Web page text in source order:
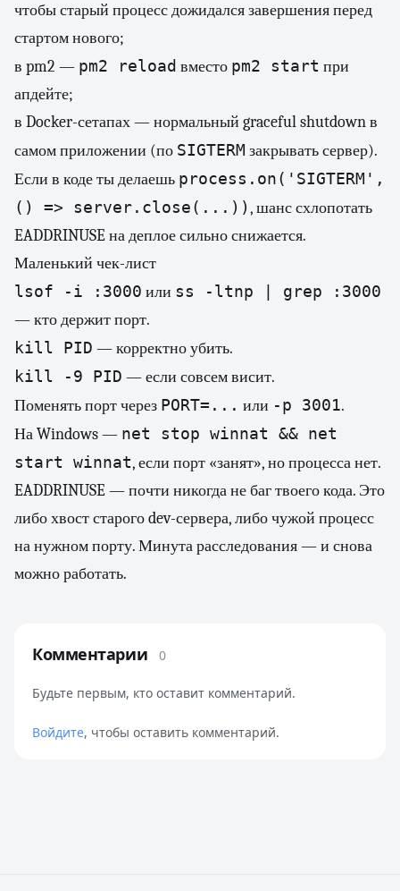
чтобы старый процесс дожидался завершения перед
стартом нового;
в pm2 — pm2 reload вместо pm2 start при
апдейте;
в Docker-сетапах — нормальный graceful shutdown в
самом приложении (по SIGTERM закрывать сервер).
Если в коде ты делаешь process.on('SIGTERM',
() => server.close(...)), шанс схлопотать
EADDRINUSE на деплое сильно снижается.
Маленький чек-лист
lsof -i :3000 или ss -ltnp | grep :3000
— кто держит порт.
kill PID — корректно убить.
kill -9 PID — если совсем висит.
Поменять порт через PORT=... или -p 3001.
На Windows — net stop winnat && net
start winnat, если порт «занят», но процесса нет.
EADDRINUSE — почти никогда не баг твоего кода. Это
либо хвост старого dev-сервера, либо чужой процесс
на нужном порту. Минута расследования — и снова
можно работать.
Комментарии 0
Будьте первым, кто оставит комментарий.
Войдите, чтобы оставить комментарий.